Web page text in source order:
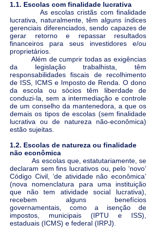
1.1. Escolas com finalidade lucrativa
As escolas cristãs com finalidade
lucrativa, naturalmente, têm alguns índices
gerenciais diferenciados, sendo capazes de
gerar retorno e repassar resultados
financeiros para seus investidores e/ou
proprietários.
Além de cumprir todas as exigências
da legislação trabalhista, têm
responsabilidades fiscais de recolhimento
de ISS, ICMS e Imposto de Renda. O dono
da escola ou sócios têm liberdade de
conduzi-la, sem a intermediação e controle
de um conselho da mantenedora, a que os
demais os tipos de escolas (sem finalidade
lucrativa ou de natureza não-econômica)
estão sujeitas.
1.2. Escolas de natureza ou finalidade
não econômica
As escolas que, estatutariamente, se
declaram sem fins lucrativos ou, pelo ‘novo’
Código Civil, ‘de atividade não econômica’
(nova nomenclatura para uma instituição
que não tem atividade social lucrativa),
recebem alguns benefícios
governamentais, como a isenção de
impostos, municipais (IPTU e ISS),
estaduais (ICMS) e federal (IRPJ).